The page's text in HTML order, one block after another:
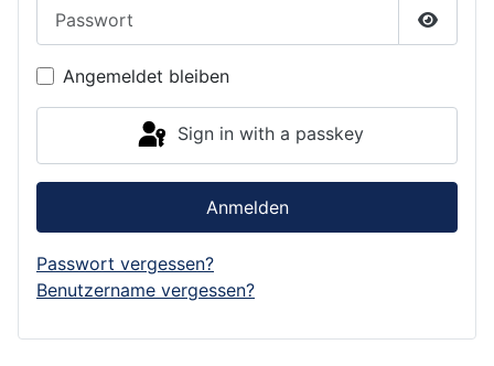
Show
Angemeldet bleiben
Sign in with a passkey
Anmelden
Passwort vergessen?
Benutzername vergessen?